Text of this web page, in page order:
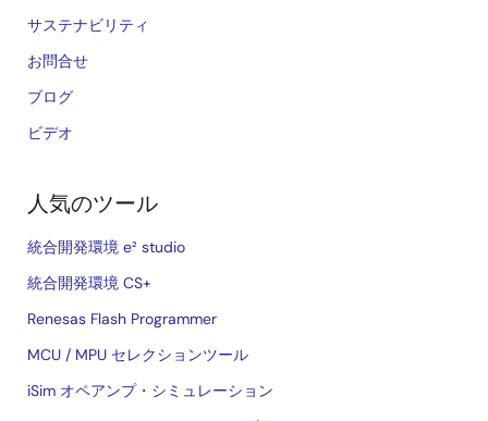
サステナビリティ
お問合せ
ブログ
ビデオ
人気のツール
統合開発環境 e² studio
統合開発環境 CS+
Renesas Flash Programmer
MCU / MPU セレクションツール
iSim オペアンプ・シミュレーション